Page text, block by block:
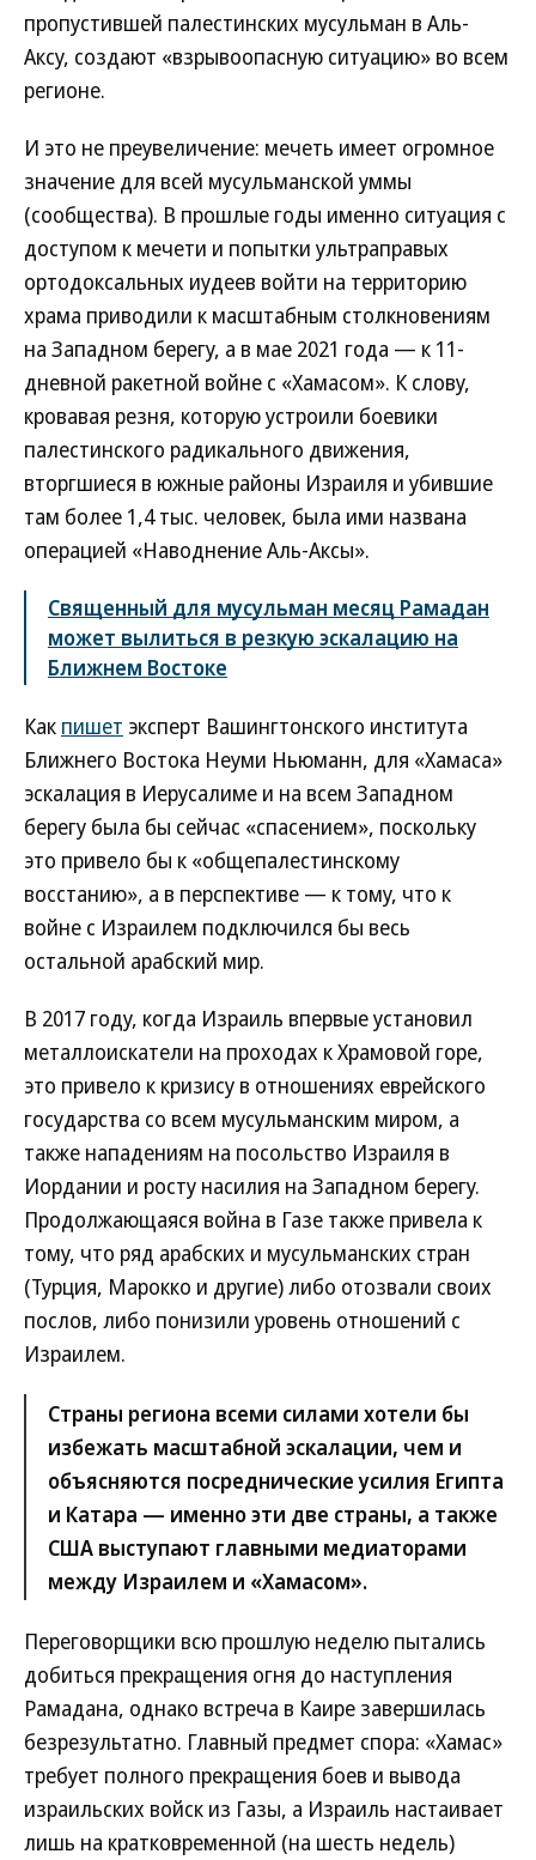
пропустившей палестинских мусульман в Аль-
Аксу, создают «взрывоопасную ситуацию» во всем
регионе.
И это не преувеличение: мечеть имеет огромное
значение для всей мусульманской уммы
(сообщества). В прошлые годы именно ситуация с
доступом к мечети и попытки ультраправых
ортодоксальных иудеев войти на территорию
храма приводили к масштабным столкновениям
на Западном берегу, а в мае 2021 года — к 11-
дневной ракетной войне с «Хамасом». К слову,
кровавая резня, которую устроили боевики
палестинского радикального движения,
вторгшиеся в южные районы Израиля и убившие
там более 1,4 тыс. человек, была ими названа
операцией «Наводнение Аль-Аксы».
Священный для мусульман месяц Рамадан
может вылиться в резкую эскалацию на
Ближнем Востоке
Как пишет эксперт Вашингтонского института
Ближнего Востока Неуми Ньюманн, для «Хамаса»
эскалация в Иерусалиме и на всем Западном
берегу была бы сейчас «спасением», поскольку
это привело бы к «общепалестинскому
восстанию», а в перспективе — к тому, что к
войне с Израилем подключился бы весь
остальной арабский мир.
В 2017 году, когда Израиль впервые установил
металлоискатели на проходах к Храмовой горе,
это привело к кризису в отношениях еврейского
государства со всем мусульманским миром, а
также нападениям на посольство Израиля в
Иордании и росту насилия на Западном берегу.
Продолжающаяся война в Газе также привела к
тому, что ряд арабских и мусульманских стран
(Турция, Марокко и другие) либо отозвали своих
послов, либо понизили уровень отношений с
Израилем.
Страны региона всеми силами хотели бы
избежать масштабной эскалации, чем и
объясняются посреднические усилия Египта
и Катара — именно эти две страны, а также
США выступают главными медиаторами
между Израилем и «Хамасом».
Переговорщики всю прошлую неделю пытались
добиться прекращения огня до наступления
Рамадана, однако встреча в Каире завершилась
безрезультатно. Главный предмет спора: «Хамас»
требует полного прекращения боев и вывода
израильских войск из Газы, а Израиль настаивает
лишь на кратковременной (на шесть недель)